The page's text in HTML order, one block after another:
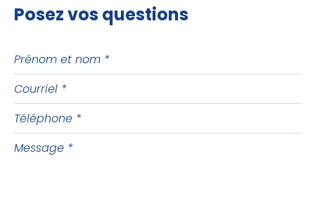
Posez vos questions
Prénom
nom
Courriel
Téléphone
Message